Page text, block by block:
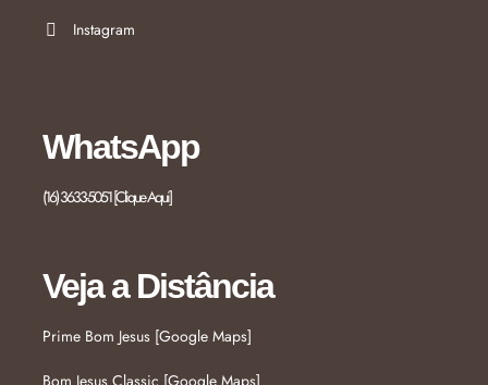
Instagram
WhatsApp
(16) 3633-5051 [Clique Aqui]
Veja a Distância
Prime Bom Jesus [Google Maps]
Bom Jesus Classic [Google Maps]